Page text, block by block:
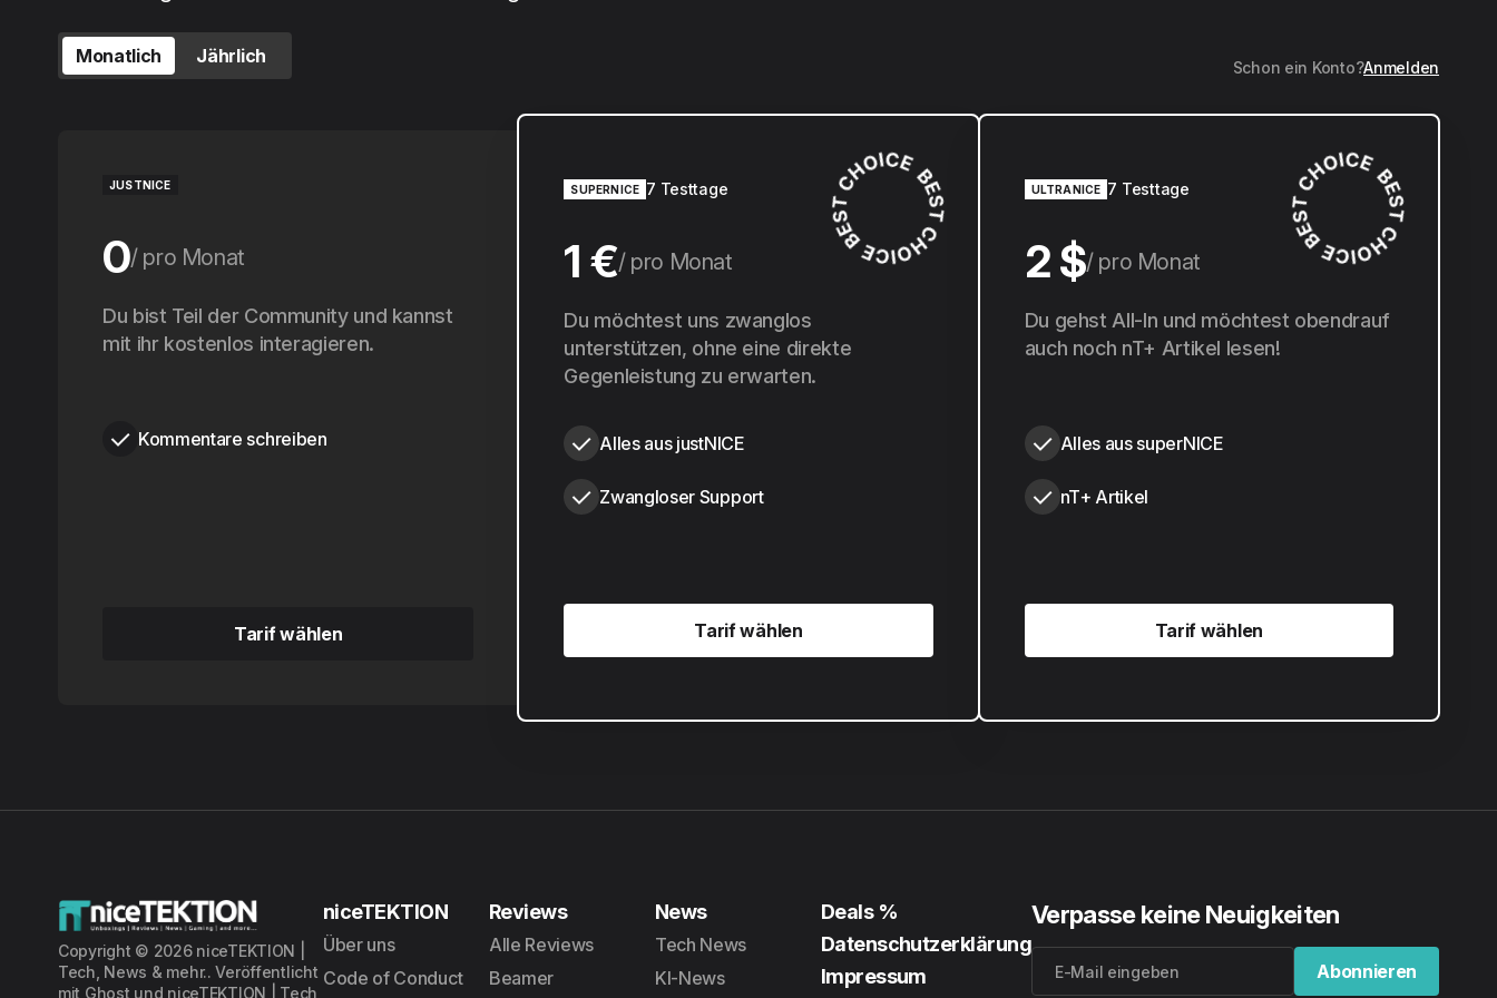
Monatlich Jährlich
Schon ein Konto?Anmelden
JUSTNICE
0 pro Monat
0 pro Jahr
Du bist Teil der Community und kannst
mit ihr kostenlos interagieren.
Kommentare schreiben
Tarif wählen
SUPERNICE 7 Testtage
1 € pro Monat
10 € pro Jahr
Du möchtest uns zwanglos
unterstützen, ohne eine direkte
Gegenleistung zu erwarten.
Alles aus justNICE
Zwangloser Support
Tarif wählen
Tarif wählen
ULTRANICE 7 Testtage
2 $ pro Monat
20 $ pro Jahr
Du gehst All-In und möchtest obendrauf
auch noch nT+ Artikel lesen!
Alles aus superNICE
nT+ Artikel
Tarif wählen
Tarif wählen
Copyright © 2026 niceTEKTION |
Tech, News & mehr.. Veröffentlicht
mit Ghost und niceTEKTION | Tech,
niceTEKTION
Über uns
Code of Conduct
Reviews
Alle Reviews
Beamer
News
Tech News
KI-News
Deals %
Datenschutzerklärung
Impressum
Verpasse keine Neuigkeiten
Abonnieren